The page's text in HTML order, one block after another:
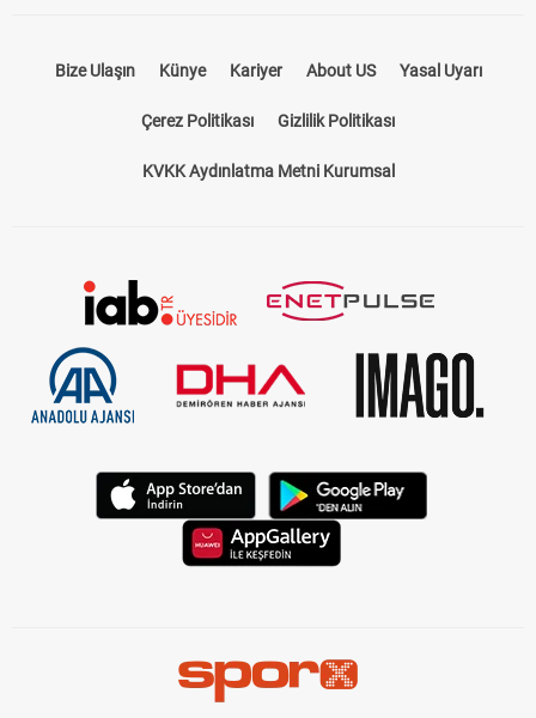
Bize Ulaşın Künye Kariyer About US Yasal Uyarı
Çerez Politikası Gizlilik Politikası
KVKK Aydınlatma Metni Kurumsal